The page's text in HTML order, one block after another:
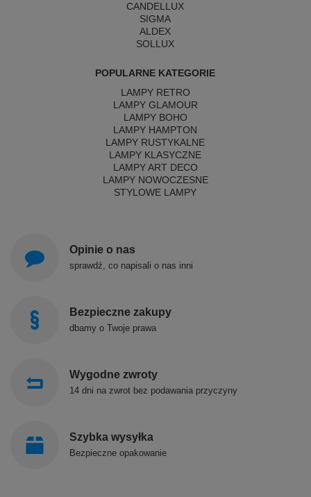
CANDELLUX
SIGMA
ALDEX
SOLLUX
POPULARNE KATEGORIE
LAMPY RETRO
LAMPY GLAMOUR
LAMPY BOHO
LAMPY HAMPTON
LAMPY RUSTYKALNE
LAMPY KLASYCZNE
LAMPY ART DECO
LAMPY NOWOCZESNE
STYLOWE LAMPY
Opinie o nas
sprawdź, co napisali o nas inni
Bezpieczne zakupy
dbamy o Twoje prawa
Wygodne zwroty
14 dni na zwrot bez podawania przyczyny
Szybka wysyłka
Bezpieczne opakowanie